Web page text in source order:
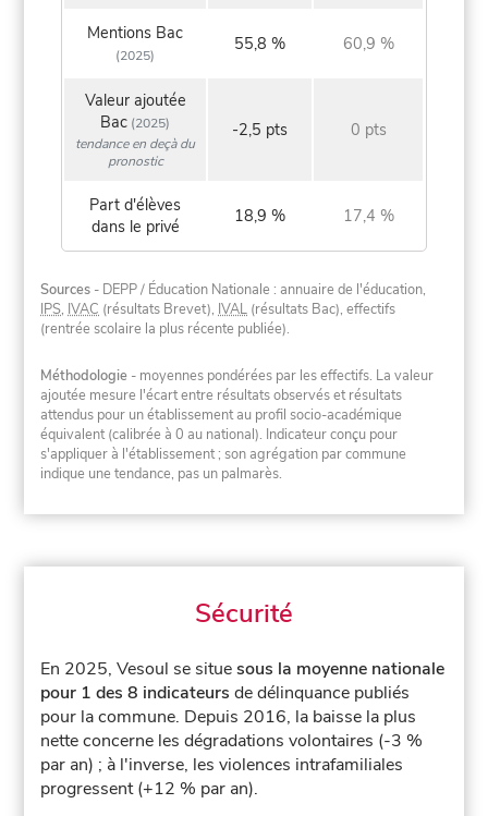
Mentions Bac
(2025)
55,8 % 60,9 %
Valeur ajoutée
Bac (2025)
tendance en deçà du
pronostic
-2,5 pts 0 pts
Part d'élèves
dans le privé
18,9 % 17,4 %
Sources - DEPP / Éducation Nationale : annuaire de l'éducation,
IPS, IVAC (résultats Brevet), IVAL (résultats Bac), effectifs
(rentrée scolaire la plus récente publiée).
Méthodologie - moyennes pondérées par les effectifs. La valeur
ajoutée mesure l'écart entre résultats observés et résultats
attendus pour un établissement au profil socio-académique
équivalent (calibrée à 0 au national). Indicateur conçu pour
s'appliquer à l'établissement ; son agrégation par commune
indique une tendance, pas un palmarès.
Sécurité
En 2025, Vesoul se situesous la moyenne nationale
pour 1 des 8 indicateurs de délinquance publiés
pour la commune. Depuis 2016, la baisse la plus
nette concerne les dégradations volontaires (-3 %
par an) ; à l'inverse, les violences intrafamiliales
progressent (+12 % par an).